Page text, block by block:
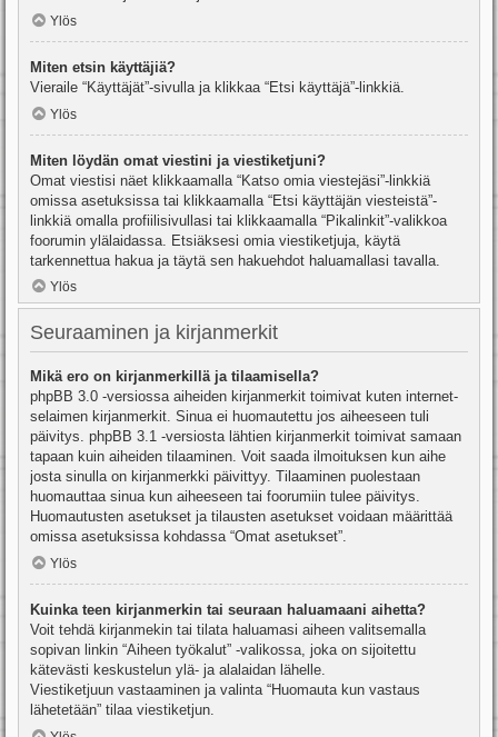
Ylös
Miten etsin käyttäjiä?
Vieraile “Käyttäjät”-sivulla ja klikkaa “Etsi käyttäjä”-linkkiä.
Ylös
Miten löydän omat viestini ja viestiketjuni?
Omat viestisi näet klikkaamalla “Katso omia viestejäsi”-linkkiä
omissa asetuksissa tai klikkaamalla “Etsi käyttäjän viesteistä”-
linkkiä omalla profiilisivullasi tai klikkaamalla “Pikalinkit”-valikkoa
foorumin ylälaidassa. Etsiäksesi omia viestiketjuja, käytä
tarkennettua hakua ja täytä sen hakuehdot haluamallasi tavalla.
Ylös
Seuraaminen ja kirjanmerkit
Mikä ero on kirjanmerkillä ja tilaamisella?
phpBB 3.0 -versiossa aiheiden kirjanmerkit toimivat kuten internet-
selaimen kirjanmerkit. Sinua ei huomautettu jos aiheeseen tuli
päivitys. phpBB 3.1 -versiosta lähtien kirjanmerkit toimivat samaan
tapaan kuin aiheiden tilaaminen. Voit saada ilmoituksen kun aihe
josta sinulla on kirjanmerkki päivittyy. Tilaaminen puolestaan
huomauttaa sinua kun aiheeseen tai foorumiin tulee päivitys.
Huomautusten asetukset ja tilausten asetukset voidaan määrittää
omissa asetuksissa kohdassa “Omat asetukset”.
Ylös
Kuinka teen kirjanmerkin tai seuraan haluamaani aihetta?
Voit tehdä kirjanmekin tai tilata haluamasi aiheen valitsemalla
sopivan linkin “Aiheen työkalut” -valikossa, joka on sijoitettu
kätevästi keskustelun ylä- ja alalaidan lähelle.
Viestiketjuun vastaaminen ja valinta “Huomauta kun vastaus
lähetetään” tilaa viestiketjun.